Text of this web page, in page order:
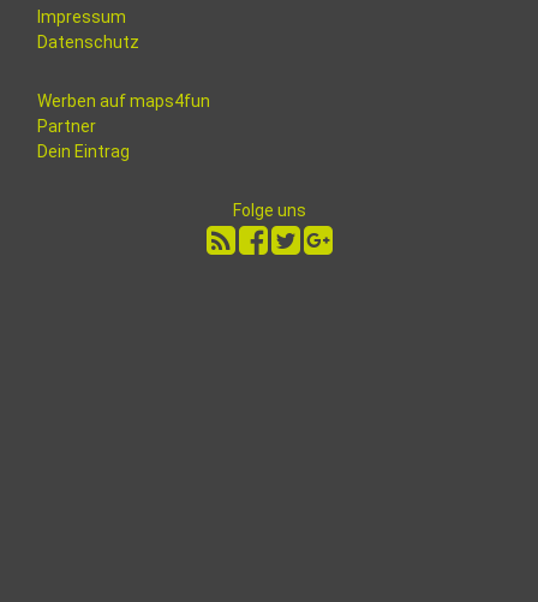
Impressum
Datenschutz
Werben auf maps4fun
Partner
Dein Eintrag
Folge uns